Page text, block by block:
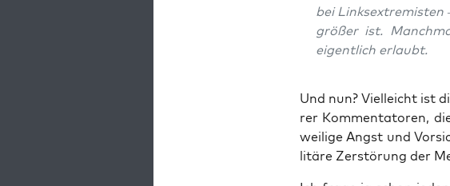
bei Links­extre­mis­ten
grö­ßer ist.
eigent­lich erlaubt.
Und nun? Viel­leicht ist
rer Kom­men­ta­to­ren,
wei­li­ge Angst und
li­tä­re Zer­stö­rung der